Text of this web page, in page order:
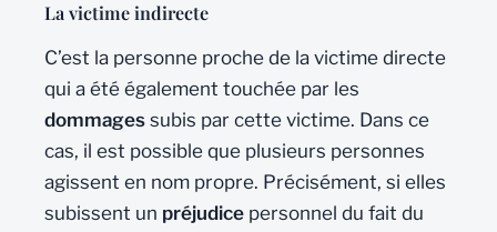
La victime indirecte
C’est la personne proche de la victime directe
qui a été également touchée par les
dommages subis par cette victime. Dans ce
cas, il est possible que plusieurs personnes
agissent en nom propre. Précisément, si elles
subissent un préjudice personnel du fait du